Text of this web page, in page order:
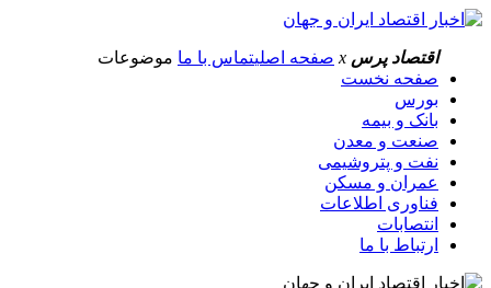
اقتصاد پرس x صفحه اصلیتماس با ما موضوعات
صفحه نخست
بورس
بانک و بیمه
صنعت و معدن
نفت و پتروشیمی
عمران و مسکن
فناوری اطلاعات
انتصابات
ارتباط با ما